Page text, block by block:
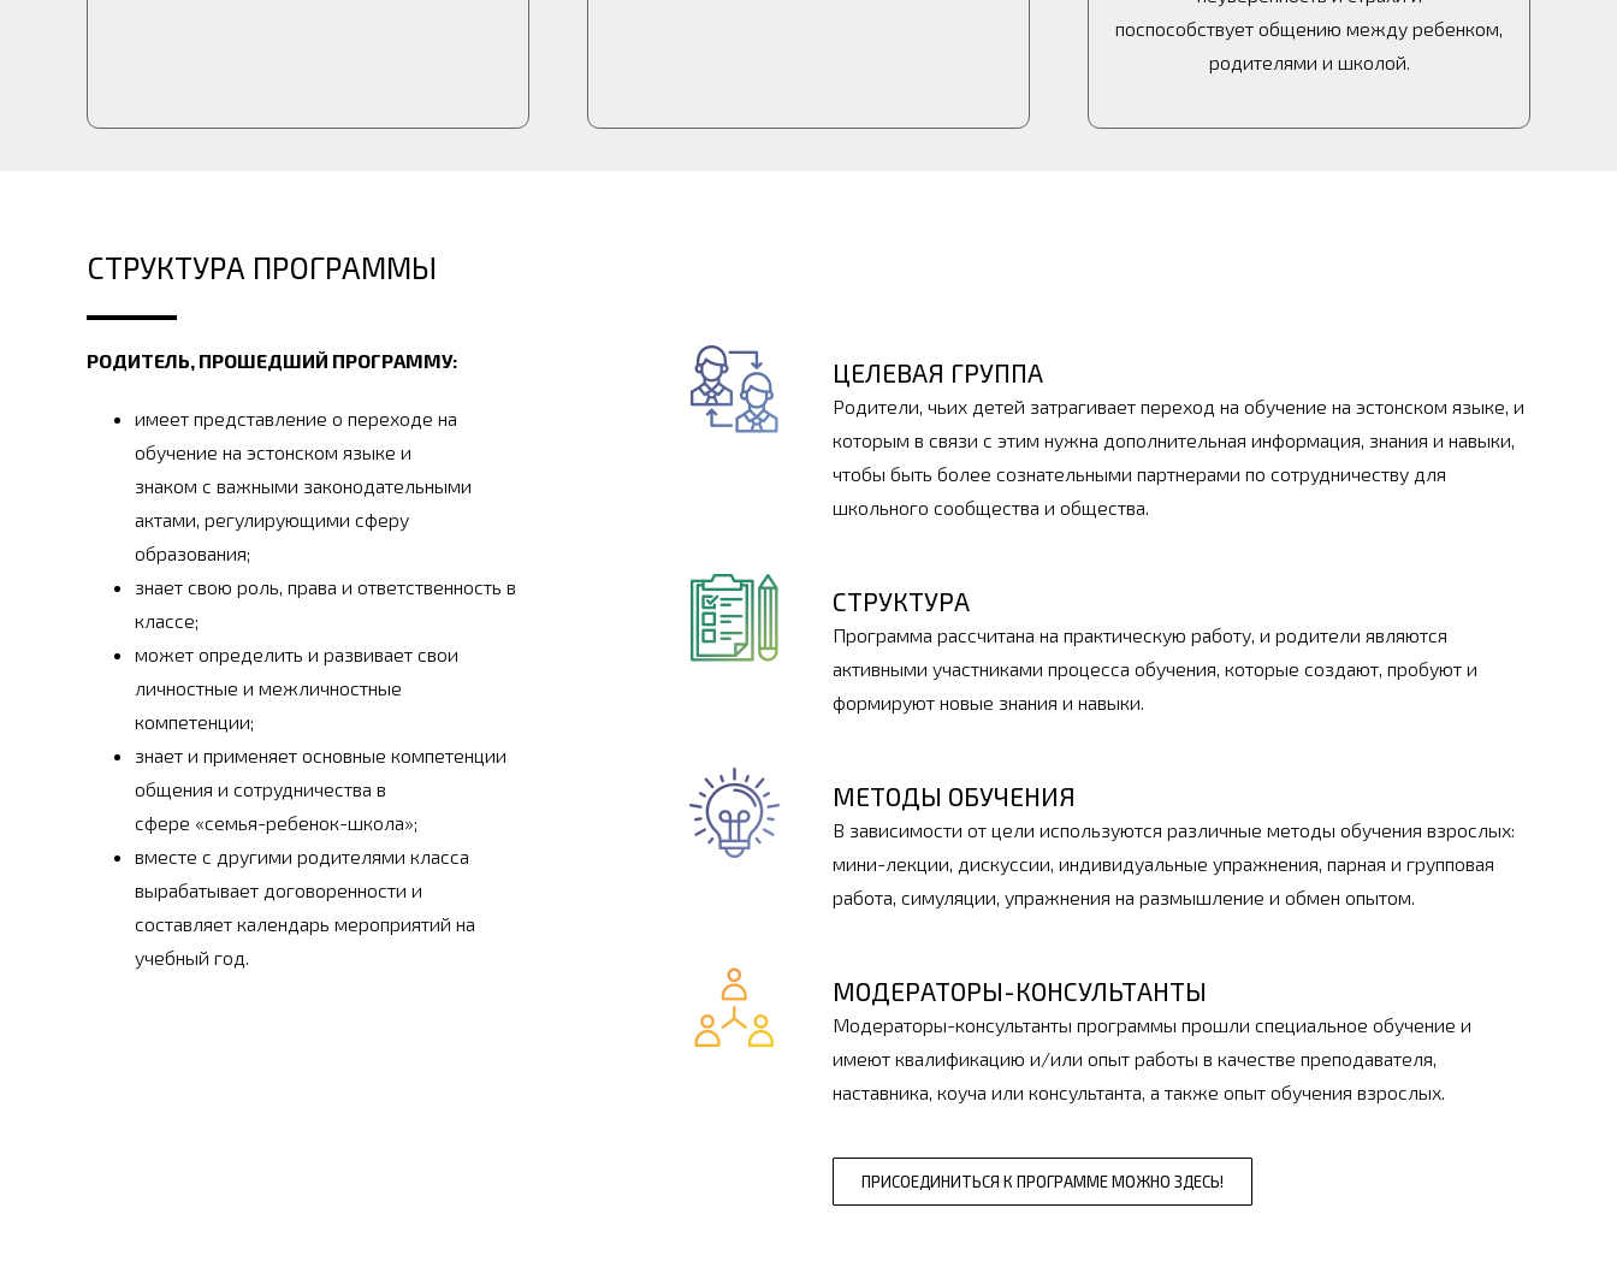
поспособствует общению между ребенком,
родителями и школой.
СТРУКТУРА ПРОГРАММЫ
РОДИТЕЛЬ, ПРОШЕДШИЙ ПРОГРАММУ:
имеет представление о переходе на
обучение на эстонском языке и
знаком с важными законодательными
актами, регулирующими сферу
образования;
знает свою роль, права и ответственность в
классе;
может определить и развивает свои
личностные и межличностные
компетенции;
знает и применяет основные компетенции
общения и сотрудничества в
сфере «семья-ребенок-школа»;
вместе с другими родителями класса
вырабатывает договоренности и
составляет календарь мероприятий на
учебный год.
ЦЕЛЕВАЯ ГРУППА
Родители, чьих детей затрагивает переход на обучение на эстонском языке, и
которым в связи с этим нужна дополнительная информация, знания и навыки,
чтобы быть более сознательными партнерами по сотрудничеству для
школьного сообщества и общества.
СТРУКТУРА
Программа рассчитана на практическую работу, и родители являются
активными участниками процесса обучения, которые создают, пробуют и
формируют новые знания и навыки.
МЕТОДЫ ОБУЧЕНИЯ
В зависимости от цели используются различные методы обучения взрослых:
мини-лекции, дискуссии, индивидуальные упражнения, парная и групповая
работа, симуляции, упражнения на размышление и обмен опытом.
МОДЕРАТОРЫ-КОНСУЛЬТАНТЫ
Модераторы-консультанты программы прошли специальное обучение и
имеют квалификацию и/или опыт работы в качестве преподавателя,
наставника, коуча или консультанта, а также опыт обучения взрослых.
ПРИСОЕДИНИТЬСЯ К ПРОГРАММЕ МОЖНО ЗДЕСЬ!